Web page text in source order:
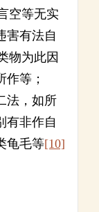
空等无实
害有法自
物为此因
等；
法，如所
有非作自
龟毛等[10]